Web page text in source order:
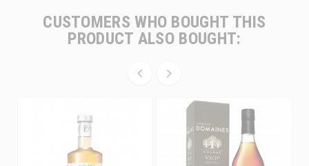
CUSTOMERS WHO BOUGHT THIS
PRODUCT ALSO BOUGHT:
 